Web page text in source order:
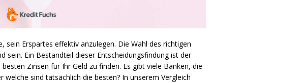
sein Erspartes effektiv anzulegen. Die Wahl des richtigen
sein. Ein Bestandteil dieser Entscheidungsfindung ist der
Zinsen für Ihr Geld zu finden. Es gibt viele Banken, die
sind tatsächlich die besten? In unserem Vergleich